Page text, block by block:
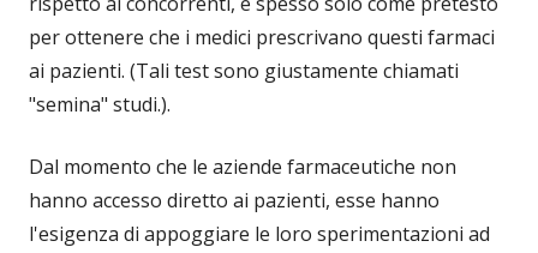
per ottenere che i medici prescrivano questi farmaci
ai pazienti. (Tali test sono giustamente chiamati
"semina" studi.).
Dal momento che le aziende farmaceutiche non
hanno accesso diretto ai pazienti, esse hanno
l'esigenza di appoggiare le loro sperimentazioni ad